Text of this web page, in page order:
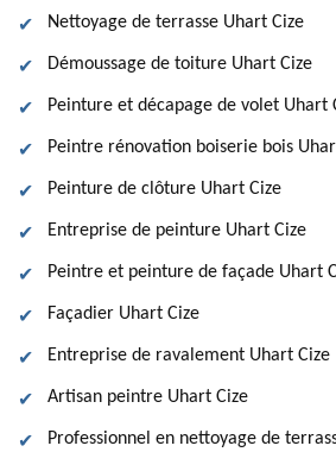
Nettoyage de terrasse Uhart Cize
Démoussage de toiture Uhart Cize
Peinture et décapage de volet Uhart
Peintre rénovation boiserie bois
Peinture de clôture Uhart Cize
Entreprise de peinture Uhart Cize
Peintre et peinture de façade Uhart
Façadier Uhart Cize
Entreprise de ravalement Uhart Cize
Artisan peintre Uhart Cize
Professionnel en nettoyage de